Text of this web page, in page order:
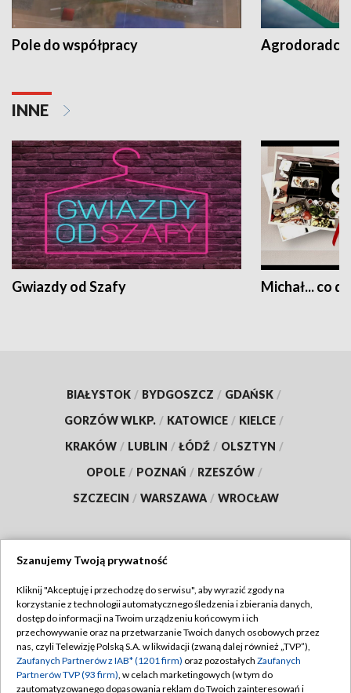
Pole do współpracy Agrodoradcy
INNE
Gwiazdy od Szafy Michał... co
BIAŁYSTOK / BYDGOSZCZ / GDAŃSK /
GORZÓW WLKP. / KATOWICE / KIELCE /
KRAKÓW / LUBLIN / ŁÓDŹ / OLSZTYN /
OPOLE / POZNAŃ / RZESZÓW /
SZCZECIN / WARSZAWA / WROCŁAW
TVP
Abonament TVP
Emisja w TVP
Centrum informacji TVP
Regulamin TVP
Polityka prywatności
Moje zgody
Szanujemy Twoją prywatność
Kliknij "Akceptuję i przechodzę do serwisu", aby wyrazić zgody na
korzystanie z technologii automatycznego śledzenia i zbierania danych,
dostęp do informacji na Twoim urządzeniu końcowym i ich
przechowywanie oraz na przetwarzanie Twoich danych osobowych przez
nas, czyli Telewizję Polską S.A. w likwidacji (zwaną dalej również „TVP”),
Zaufanych Partnerów z IAB* (1201 firm) oraz pozostałych Zaufanych
Partnerów TVP (93 firm), w celach marketingowych (w tym do
zautomatyzowanego dopasowania reklam do Twoich zainteresowań i